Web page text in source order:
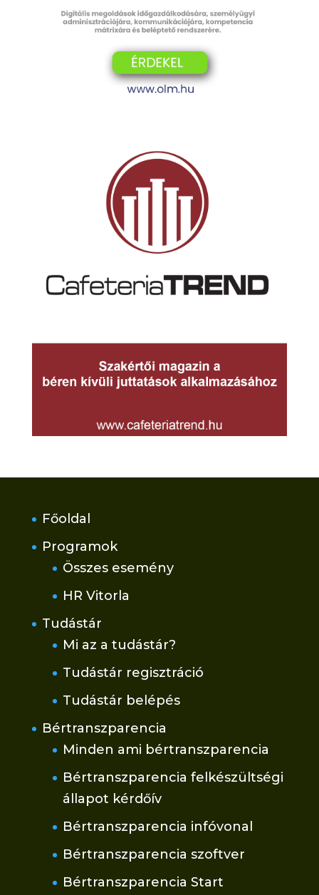
Főoldal
Programok
Összes esemény
HR Vitorla
Tudástár
Mi az a tudástár?
Tudástár regisztráció
Tudástár belépés
Bértranszparencia
Minden ami bértranszparencia
Bértranszparencia felkészültségi
állapot kérdőív
Bértranszparencia infóvonal
Bértranszparencia szoftver
Bértranszparencia Start